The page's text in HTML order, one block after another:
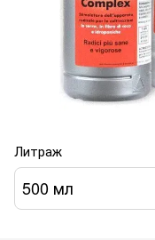
Литраж
500 мл